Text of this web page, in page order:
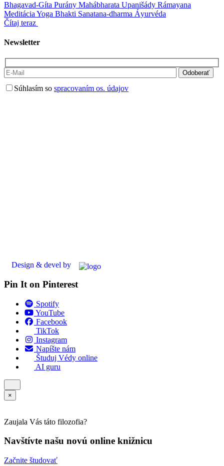
Bhagavad-Gíta Purány Mahábharata Upanišády Rámayana
Meditácia Yoga Bhakti Sanatana-dharma Áyurvéda
Čítaj teraz
Newsletter
Súhlasím so spracovaním os. údajov
Design & devel by
Pin It on Pinterest
Spotify
YouTube
Facebook
TikTok
Instagram
Napíšte nám
Študuj Védy online
AI guru
×
Zaujala Vás táto filozofia?
Navštívte našu novú online knižnicu
Začnite študovať